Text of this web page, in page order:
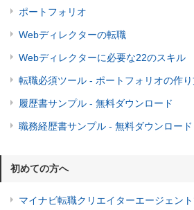
ポートフォリオ
Webディレクターの転職
Webディレクターに必要な22のスキル
転職必須ツール - ポートフォリオの作
履歴書サンプル - 無料ダウンロード
職務経歴書サンプル - 無料ダウンロード
初めての方へ
マイナビ転職クリエイターエージェン